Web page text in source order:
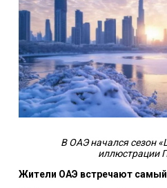
В ОАЭ начался сезон
иллюстрации
Жители ОАЭ встречают